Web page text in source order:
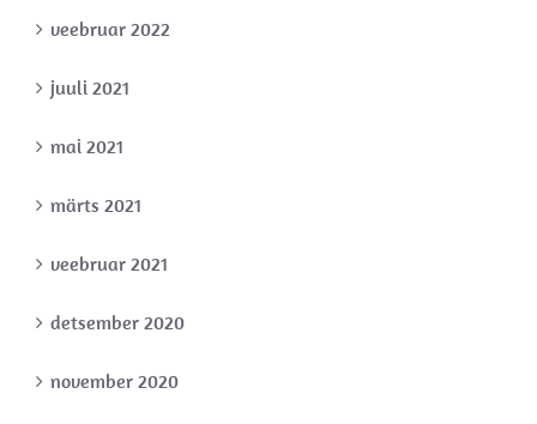
veebruar 2022
juuli 2021
mai 2021
märts 2021
veebruar 2021
detsember 2020
november 2020